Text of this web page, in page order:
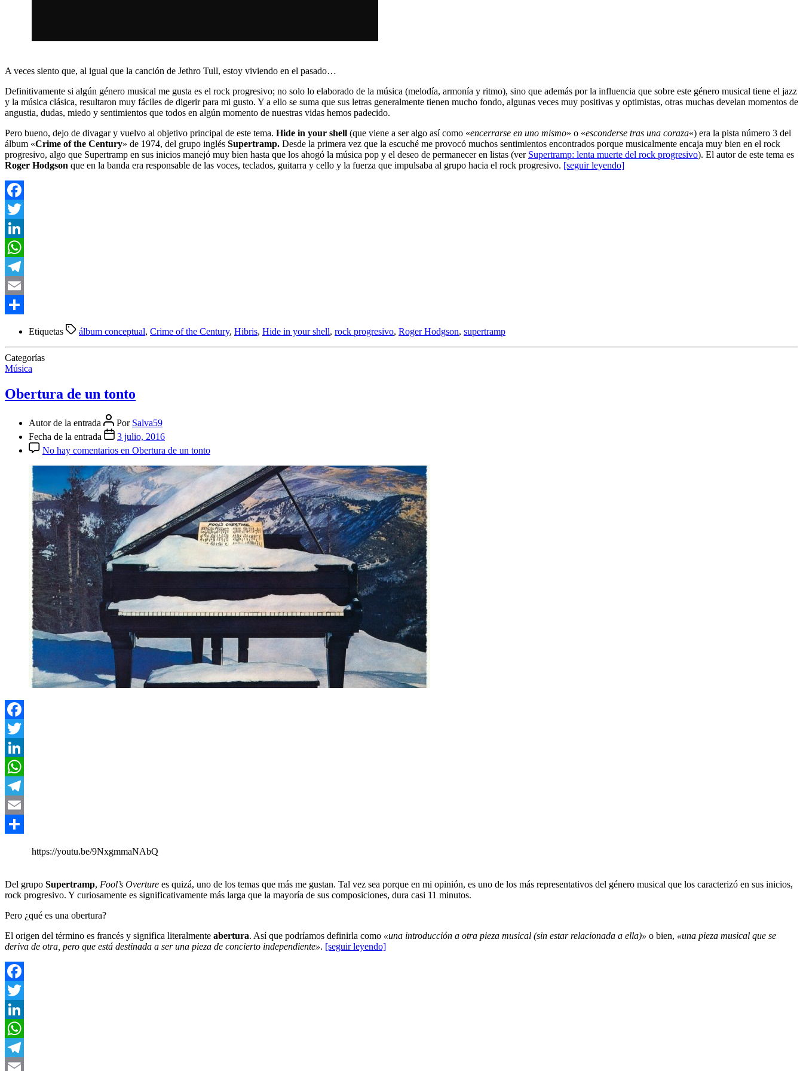
A veces siento que, al igual que la canción de Jethro Tull, estoy viviendo en el pasado…
Definitivamente si algún género musical me gusta es el rock progresivo; no solo lo elaborado de la música (melodía, armonía y ritmo), sino que además por la influencia que sobre este género musical tiene el jazz
y la música clásica, resultaron muy fáciles de digerir para mi gusto. Y a ello se suma que sus letras generalmente tienen mucho fondo, algunas veces muy positivas y optimistas, otras muchas develan momentos de
angustia, dudas, miedo y sentimientos que todos en algún momento de nuestras vidas hemos padecido.
Pero bueno, dejo de divagar y vuelvo al objetivo principal de este tema. Hide in your shell (que viene a ser algo así como «encerrarse en uno mismo» o «esconderse tras una coraza«) era la pista número 3 del
álbum «Crime of the Century» de 1974, del grupo inglés Supertramp. Desde la primera vez que la escuché me provocó muchos sentimientos encontrados porque musicalmente encaja muy bien en el rock
progresivo, algo que Supertramp en sus inicios manejó muy bien hasta que los ahogó la música pop y el deseo de permanecer en listas (ver Supertramp: lenta muerte del rock progresivo). El autor de este tema es
Roger Hodgson que en la banda era responsable de las voces, teclados, guitarra y cello y la fuerza que impulsaba al grupo hacia el rock progresivo. [seguir leyendo]
Facebook
Twitter
LinkedIn
WhatsApp
Telegram
Email
Etiquetas álbum conceptual, Crime of the Century, Hibris, Hide in your shell, rock progresivo, Roger Hodgson, supertramp
Categorías
Música
Obertura de un tonto
Autor de la entrada Por Salva59
Fecha de la entrada
3 julio, 2016
No hay comentarios en Obertura de un tonto
Facebook
Twitter
LinkedIn
WhatsApp
Telegram
Email
https://youtu.be/9NxgmmaNAbQ
Del grupo Supertramp, Fool’s Overture es quizá, uno de los temas que más me gustan. Tal vez sea porque en mi opinión, es uno de los más representativos del género musical que los caracterizó en sus inicios,
rock progresivo. Y curiosamente es significativamente más larga que la mayoría de sus composiciones, dura casi 11 minutos.
Pero ¿qué es una obertura?
El origen del término es francés y significa literalmente abertura. Así que podríamos definirla como «una introducción a otra pieza musical (sin estar relacionada a ella)» o bien, «una pieza musical que se
deriva de otra, pero que está destinada a ser una pieza de concierto independiente». [seguir leyendo]
Facebook
Twitter
LinkedIn
WhatsApp
Telegram